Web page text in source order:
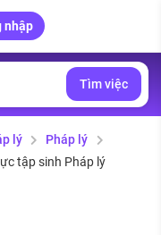
nhập
Tìm việc
lý
Pháp lý
tập sinh Pháp lý